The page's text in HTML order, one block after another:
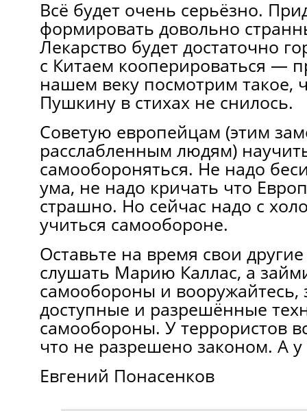
Всё будет очень серьёзно.
формировать довольно
Лекарство будет достаточно
с Китаем кооперироваться —
нашем веку посмотрим такое,
Пушкину в стихах не снилось.
Советую европейцам (этим
расслабленным людям)
самообороняться. Не надо
ума, не надо кричать что
страшно. Но сейчас надо с
учиться самообороне.
Оставьте на время свои
слушать Марию Каллас, а
самообороны и вооружайтесь,
доступные и разрешённые
самообороны. У террористов
что не разрешено законом. А у
Евгений Понасенков